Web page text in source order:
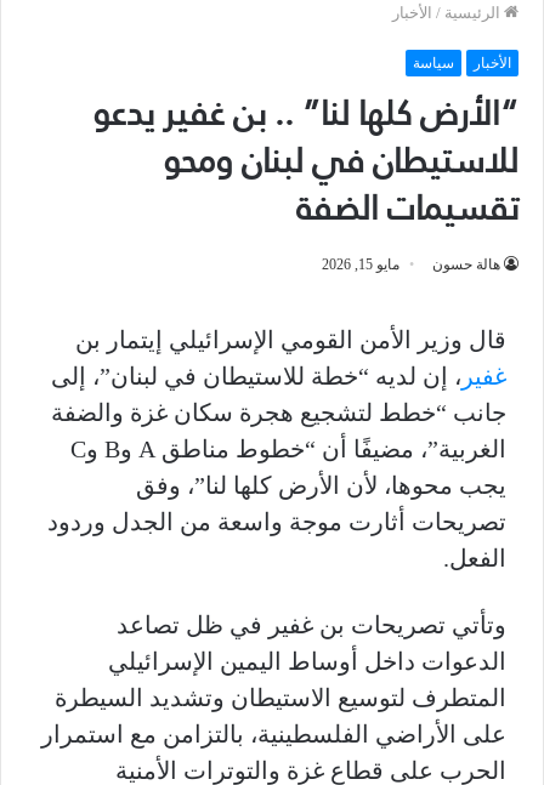
الرئيسية / الأخبار
الأخبار سياسة
“الأرض كلها لنا” .. بن غفير يدعو
للاستيطان في لبنان ومحو
تقسيمات الضفة
هالة حسون مايو 15, 2026
قال وزير الأمن القومي الإسرائيلي إيتمار بن
غفير ، إن لديه “خطة للاستيطان في لبنان”، إلى
جانب “خطط لتشجيع هجرة سكان غزة والضفة
الغربية”، مضيفًا أن “خطوط مناطق A وB وC
يجب محوها، لأن الأرض كلها لنا”، وفق
تصريحات أثارت موجة واسعة من الجدل وردود
الفعل.
وتأتي تصريحات بن غفير في ظل تصاعد
الدعوات داخل أوساط اليمين الإسرائيلي
المتطرف لتوسيع الاستيطان وتشديد السيطرة
على الأراضي الفلسطينية، بالتزامن مع استمرار
الحرب على قطاع غزة والتوترات الأمنية